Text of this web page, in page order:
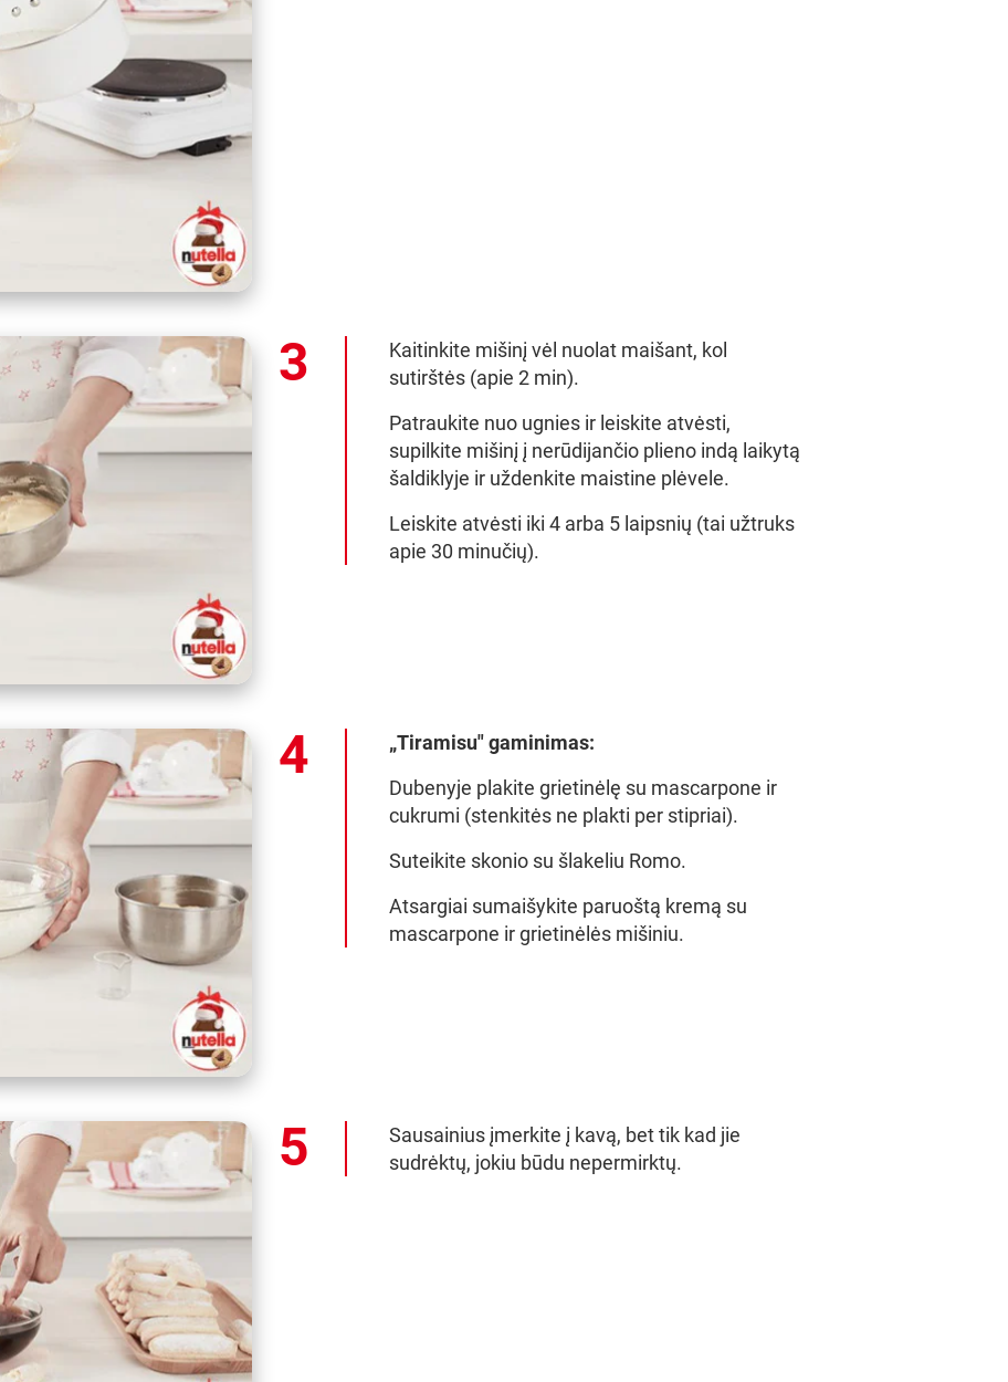
Kaitinkite mišinį vėl nuolat maišant, kol
sutirštės (apie 2 min).
Patraukite nuo ugnies ir leiskite atvėsti,
supilkite mišinį į nerūdijančio plieno indą laikytą
šaldiklyje ir uždenkite maistine plėvele.
Leiskite atvėsti iki 4 arba 5 laipsnių (tai užtruks
apie 30 minučių).
„Tiramisu" gaminimas:
Dubenyje plakite grietinėlę su mascarpone ir
cukrumi (stenkitės ne plakti per stipriai).
Suteikite skonio su šlakeliu Romo.
Atsargiai sumaišykite paruoštą kremą su
mascarpone ir grietinėlės mišiniu.
Sausainius įmerkite į kavą, bet tik kad jie
sudrėktų, jokiu būdu nepermirktų.